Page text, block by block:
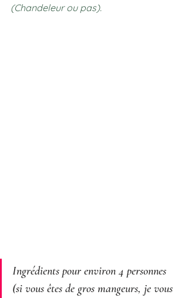
(Chandeleur ou pas).
Ingrédients pour environ 4 personnes
(si vous êtes de gros mangeurs, je vous